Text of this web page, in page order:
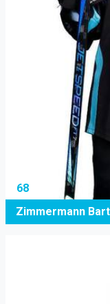
68
Zimmermann Bart